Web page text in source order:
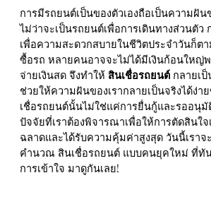
การมีรถยนต์เป็นของตัวเองถือเป็นความฝั
ไม่ว่าจะเป็นรถยนต์เพื่อการเดินทางส่วนตัว
เพื่อความสะดวกสบายในชีวิตประจำวันก็ต
ซื้อรถ หลายคนอาจจะไม่ได้มีเงินก้อนใหญ่
จ่ายเงินสด จึงทำให้ สินเชื่อรถยนต์ กลายเ
ช่วยให้ความฝันของเรากลายเป็นจริงได้ง่
เชื่อรถยนต์นั้นไม่ใช่แค่การยื่นกู้และรออนุ
ปัจจัยที่เราต้องพิจารณาเพื่อให้การตัดสินใ
ฉลาดและได้รับความคุ้มค่าสูงสุด วันนี้เรา
คํานวณ สินเชื่อรถยนต์ แบบคนยุคใหม่ ที่ทั
การเข้าใจ มาดูกันเลย!